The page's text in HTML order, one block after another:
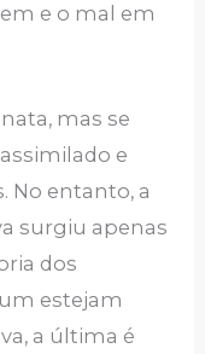
e o mal em
mas se
e
No entanto, a
surgiu apenas
dos
estejam
a última é